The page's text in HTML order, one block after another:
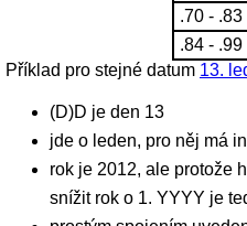
.70 - .83
.84 - .99
Příklad pro stejné datum 13.
(D)D je den 13
jde o leden, pro něj má
rok je 2012, ale protože
snížit rok o 1. YYYY je